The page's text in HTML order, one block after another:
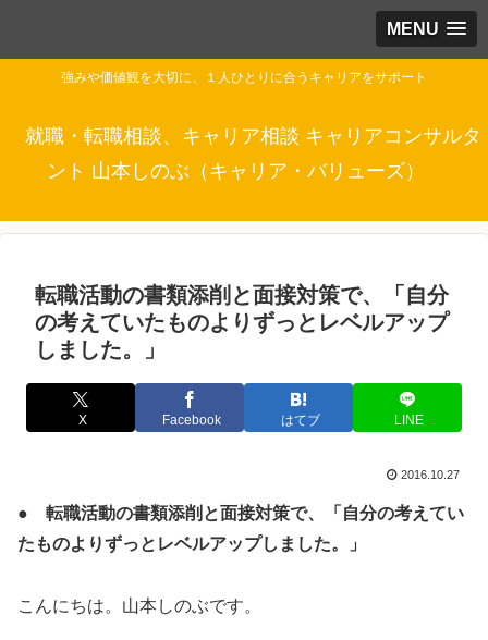
MENU
強みや価値観を大切に、１人ひとりに合うキャリアをサポート
就職・転職相談、キャリア相談 キャリアコンサルタ
ント 山本しのぶ（キャリア・バリューズ）
転職活動の書類添削と面接対策で、「自分
の考えていたものよりずっとレベルアップ
しました。」
X Facebook はてブ LINE
2016.10.27
● 転職活動の書類添削と面接対策で、「自分の考えてい
たものよりずっとレベルアップしました。」
こんにちは。山本しのぶです。